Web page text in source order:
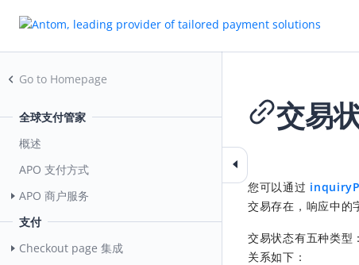
Go to Homepage
全球支付管家
概述
APO 支付方式
APO 商户服务
支付
Checkout page 集成
交易
您可以通过
交易存在，响应中的
交易状态有五种类型：
关系如下：